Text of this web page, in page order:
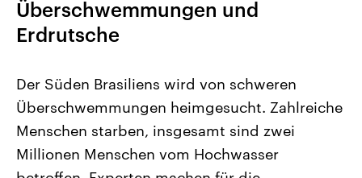
Landtagswahl Sachsen-Anhalt
2026
Alle Informationen
Sachsen-Anhalt wählt am 6.
September 2026 einen neuen
Landtag. Seit 2021 wird das
Bundesland von einer Koalition aus
Aktuelle Beiträge,
Hintergründe
Wirtschaftlich und
gehören die Vereinigten
den mächtigsten Ländern
mit großem Einfluss auf
Überschwemmungen und
Erdrutsche
Der Süden Brasiliens wird von schweren
Überschwemmungen heimgesucht. Zahlreiche
Menschen starben, insgesamt sind zwei
Millionen Menschen vom Hochwasser